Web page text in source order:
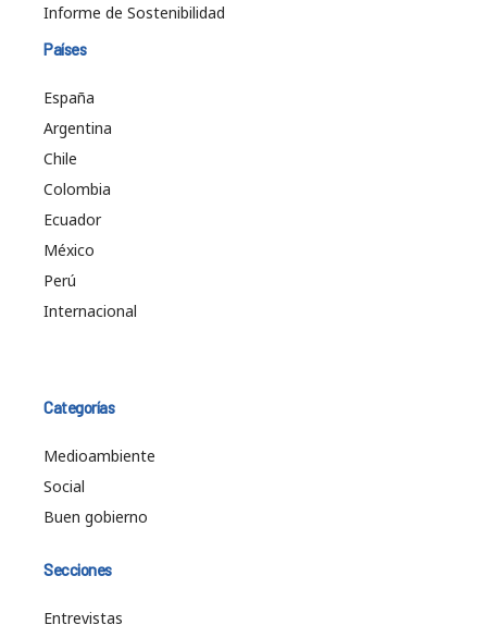
Informe de Sostenibilidad
Países
España
Argentina
Chile
Colombia
Ecuador
México
Perú
Internacional
Categorías
Medioambiente
Social
Buen gobierno
Secciones
Entrevistas